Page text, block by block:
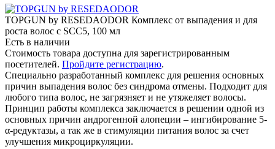
TOPGUN by RESEDAODOR Комплекс от выпадения и для
роста волос с SCC5, 100 мл
Есть в наличии
Стоимость товара доступна для зарегистрированным
посетителей. Пройдите регистрацию.
Специально разработанный комплекс для решения основных
причин выпадения волос без синдрома отмены. Подходит для
любого типа волос, не загрязняет и не утяжеляет волосы.
Принцип работы комплекса заключается в решении одной из
основных причин андрогенной алопеции – ингибирование 5-
α-редуктазы, а так же в стимуляции питания волос за счет
улучшения микроциркуляции.